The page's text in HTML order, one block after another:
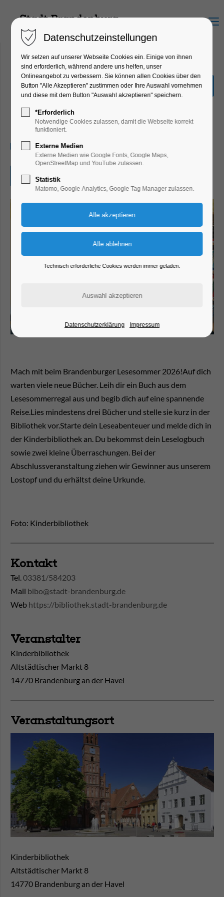
Menu
Brandenburger
Lesesommer
Ferienkalender, Kinder, Jugend, Mitmach-
Aktion
14.07.2026, 10:00–17:00
Eintritt frei
Mach mit beim Brandenburger Lesesommer 2026!Auf dich
warten viele neue Bücher. Leih dir ein Buch aus dem
Lesesommerregal aus und begib dich auf eine spannende
Reise.Lies mindestens drei Bücher und stelle sie kurz in der
Bibliothek vor.Starte dein Leseabenteuer und melde dich in
der Kinderbibliothek an. Du bekommst dein Leselogbuch
sowie zwei kleine Überraschungen. Bei der
Abschlussveranstaltung ziehen wir Gewinner aus unserem
Lostopf und du erhältst deine Urkunde.
Foto: Kinderbibliothek
Kontakt
Tel.03381/584203
Mail bibo@stadt-brandenburg.de
Web https://bibliothek.stadt-brandenburg.de
Veranstalter
Kinderbibliothek
Altstädtischer Markt 8
14770 Brandenburg an der Havel
Veranstaltungsort
Kinderbibliothek
Altstädtischer Markt 8
14770 Brandenburg an der Havel
Datenschutzeinstellungen
Wir setzen auf unserer Webseite Cookies ein. Einige von ihnen
sind erforderlich, während andere uns helfen, unser
Onlineangebot zu verbessern. Sie können allen Cookies über den
Button "Alle Akzeptieren" zustimmen oder Ihre Auswahl vornehmen
und diese mit dem Button "Auswahl akzeptieren" speichern.
*Erforderlich
Notwendige Cookies zulassen, damit die Webseite korrekt
funktioniert.
Externe Medien
Externe Medien wie Google Fonts, Google Maps,
OpenStreetMap und YouTube zulassen.
Statistik
Matomo, Google Analytics, Google Tag Manager zulassen.
Technisch erforderliche Cookies werden immer geladen.
Datenschutzerklärung Impressum